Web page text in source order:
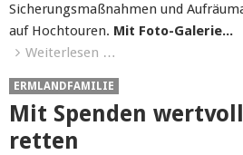
Sicherungsmaßnahmen und
auf Hochtouren. Mit Foto-Galerie...
Weiterlesen …
ERMLANDFAMILIE
Mit Spenden
retten